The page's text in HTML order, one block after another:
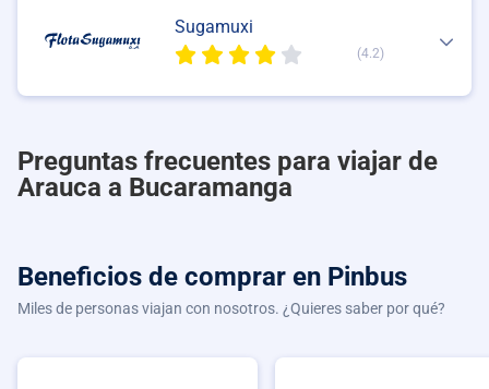
Sugamuxi
(4.2)
Preguntas frecuentes para viajar de
Arauca a Bucaramanga
Beneficios de comprar en Pinbus
Miles de personas viajan con nosotros. ¿Quieres saber por qué?